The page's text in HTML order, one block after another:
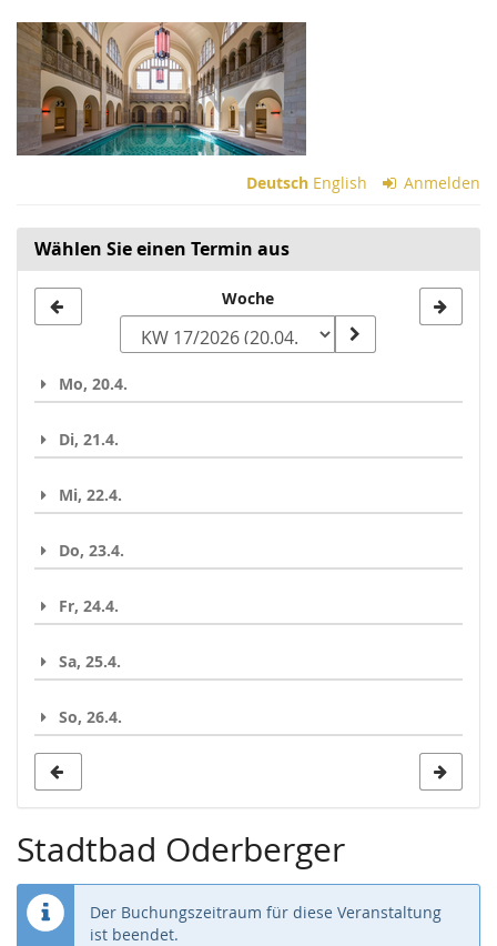
Zum
Haupt-
Inhalt
springen
Deutsch English Anmelden
Wählen Sie einen Termin aus
zur
auswählen
Woche
Mo, 20.4.
Di, 21.4.
Mi, 22.4.
Do, 23.4.
Fr, 24.4.
Sa, 25.4.
So, 26.4.
Stadtbad Oderberger
Der Buchungszeitraum für diese Veranstaltung
ist beendet.